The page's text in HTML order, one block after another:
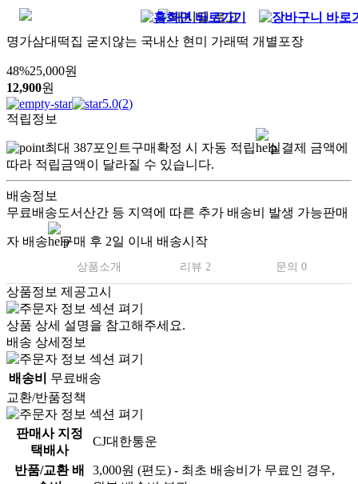
명가삼대떡집 굳지않는 국내산 현미 가래떡 개별포장
48%25,000원
12,900원
5.0(2)
적립정보
최대 387포인트구매확정 시 자동 적립
실결제 금액에
따라 적립금액이 달라질 수 있습니다.
배송정보
무료배송도서산간 등 지역에 따른 추가 배송비 발생 가능판매
자 배송 구매 후 2일 이내 배송시작
상품소개 리뷰 2 문의 0
상품정보 제공고시
상품 상세 설명을 참고해주세요.
배송 상세정보
배송비
무료배송
교환/반품정책
판매사 지정
택배사
CJ대한통운
반품/교환 배
3,000원 (편도) - 최초 배송비가 무료인 경우,